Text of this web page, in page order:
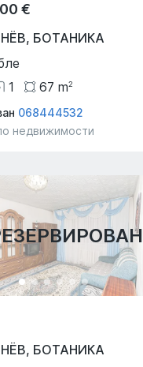
€
, БОТАНИКА
1 67 m2
068444532
недвижимости
, БОТАНИКА